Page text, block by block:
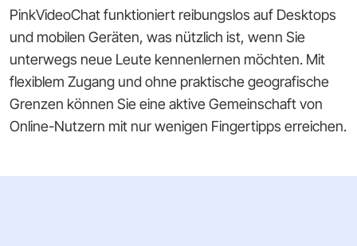
PinkVideoChat funktioniert reibungslos auf Desktops
und mobilen Geräten, was nützlich ist, wenn Sie
unterwegs neue Leute kennenlernen möchten. Mit
flexiblem Zugang und ohne praktische geografische
Grenzen können Sie eine aktive Gemeinschaft von
Online-Nutzern mit nur wenigen Fingertipps erreichen.